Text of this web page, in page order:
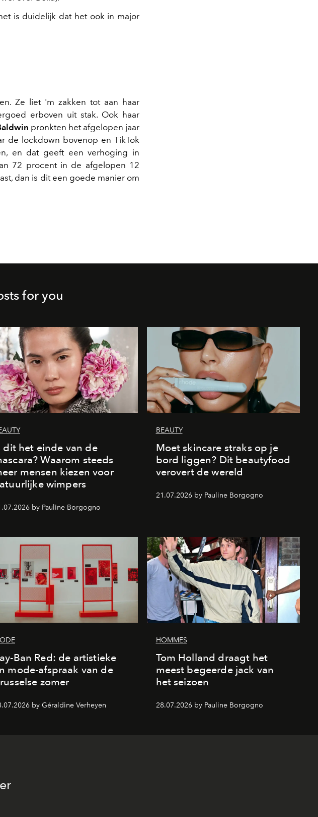
is duidelijk dat het ook in major
Ze liet 'm zakken tot aan haar
erboven uit stak. Ook haar
pronkten het afgelopen jaar
de lockdown bovenop en TikTok
en dat geeft een verhoging in
72 procent in de afgelopen 12
dan is dit een goede manier om
for you
dit het einde van de
Waarom steeds
mensen kiezen voor
wimpers
by Pauline Borgogno
BEAUTY
Moet skincare straks op je
bord liggen? Dit beautyfood
verovert de wereld
21.07.2026 by Pauline Borgogno
Ban Red: de artistieke
mode-afspraak van de
zomer
by Géraldine Verheyen
HOMMES
Tom Holland draagt het
meest begeerde jack van
het seizoen
28.07.2026 by Pauline Borgogno